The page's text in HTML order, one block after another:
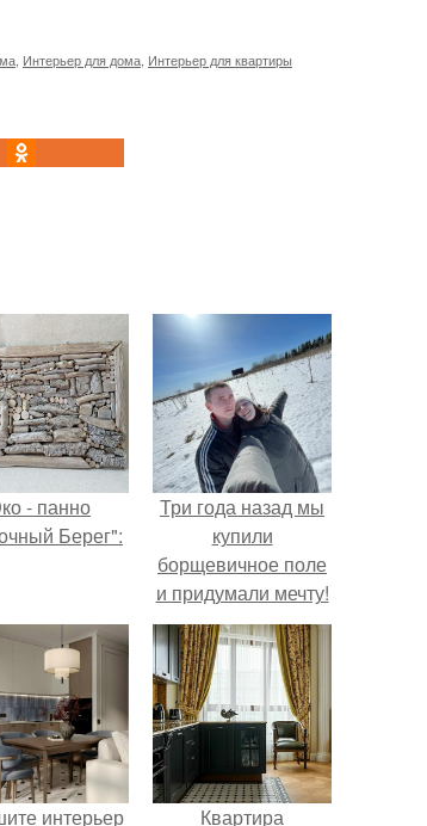
Интерьер для дома Интерьер для квартиры
- панно
Берег":
Три года назад мы
купили
борщевичное поле
и придумали мечту!
интерьер Квартира